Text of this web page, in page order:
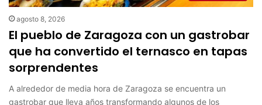
agosto 8, 2026
El pueblo de Zaragoza con un gastrobar
que ha convertido el ternasco en tapas
sorprendentes
A alrededor de media hora de Zaragoza se encuentra un
gastrobar que lleva años transformando algunos de los